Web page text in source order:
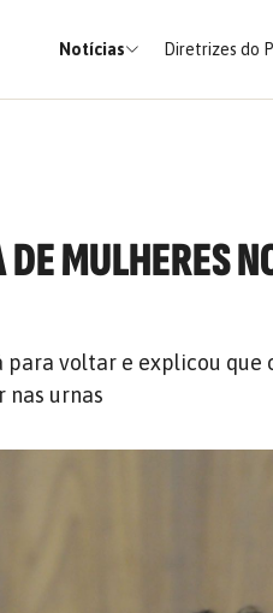
Notícias Diretrizes do
MULHERES
voltar e explicou que
nas urnas